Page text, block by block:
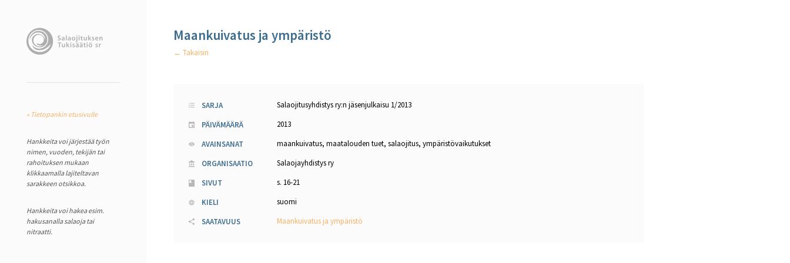
« Tietopankin etusivulle
Hankkeita voi järjestää työn
nimen, vuoden, tekijän tai
rahoituksen mukaan
klikkaamalla lajiteltavan
sarakkeen otsikkoa.
Hankkeita voi hakea esim.
hakusanalla salaoja tai
nitraatti.
Maankuivatus ja ympäristö
← Takaisin
SARJA
Salaojitusyhdistys ry:n jäsenjulkaisu 1/2013
PÄIVÄMÄÄRÄ
2013
AVAINSANAT
maankuivatus, maatalouden tuet, salaojitus, ympäristövaikutukset
ORGANISAATIO
Salaojayhdistys ry
SIVUT
s. 16-21
KIELI
suomi
SAATAVUUS
Maankuivatus ja ympäristö